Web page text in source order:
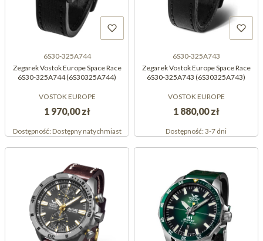
6S30-325A744
Zegarek Vostok Europe Space Race
6S30-325A744 (6S30325A744)
VOSTOK EUROPE
1 970,00 zł
Dostępność:Dostępny natychmiast
6S30-325A743
Zegarek Vostok Europe Space Race
6S30-325A743 (6S30325A743)
VOSTOK EUROPE
1 880,00 zł
Dostępność:3-7 dni